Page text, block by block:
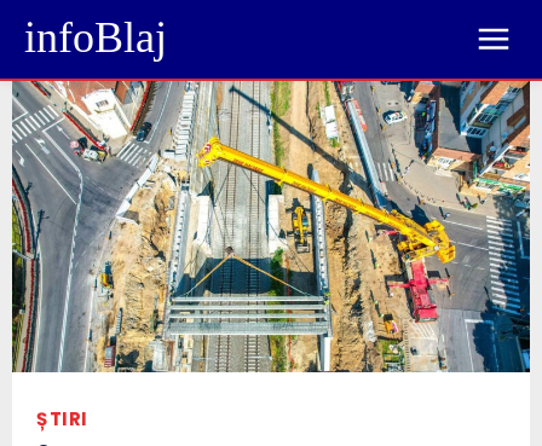
infoBlaj
ȘTIRI